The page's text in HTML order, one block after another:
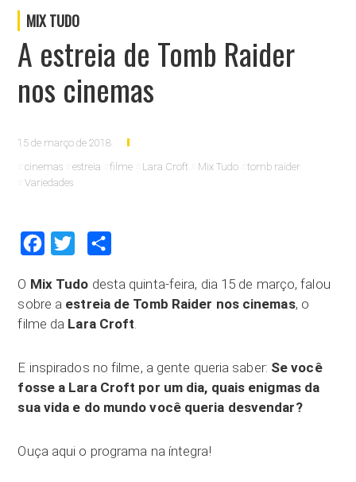
MIX TUDO
A estreia de Tomb Raider
nos cinemas
15 de março de 2018
cinemas
estreia filme Lara Croft Mix Tudo
tomb raider
Variedades
Facebook Twitter
O Mix Tudo desta quinta-feira, dia 15 de março, falou
sobre a estreia de Tomb Raider nos cinemas, o
filme da Lara Croft.
E inspirados no filme, a gente queria saber: Se você
fosse a Lara Croft por um dia, quais enigmas da
sua vida e do mundo você queria desvendar?
Ouça aqui o programa na íntegra!